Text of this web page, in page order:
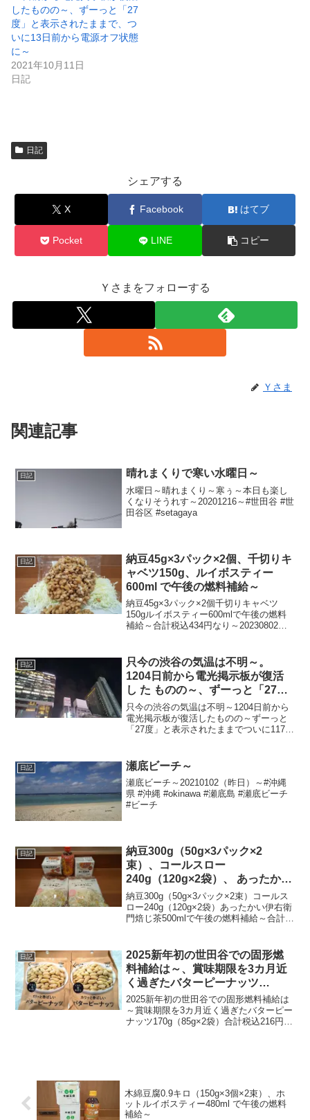
したものの～、ずーっと「27
度」と表示されたままで、つ
いに13日前から電源オフ状態
に～
2021年10月11日
日記
日記
シェアする
X Facebook はてブ
Pocket LINE コピー
Ｙさまをフォローする
Ｙさま
関連記事
日記 晴れまくりで寒い水曜日～
水曜日～晴れまくり～寒ぅ～本日も楽し
くなりそうれす～20201216～#世田谷 #世
田谷区 #setagaya
日記
納豆45g×3パック×2個、千切りキ
ャベツ150g、ルイボスティー
600ml で午後の燃料補給～
納豆45g×3パック×2個千切りキャベツ
150gルイボスティー600mlで午後の燃料
補給～合計税込434円なり～20230802～#
日記
只今の渋谷の気温は不明～。
1204日前から電光掲示板が復活
し た ものの～、ずーっと「27
度」と表示されたままで、ついに
1176日 前か ら電源オフ状態
只今の渋谷の気温は不明～1204日前から
電光掲示板が復活したものの～ずーっと
「27度」と表示されたままでついに1176
気温
日記 瀬底ビーチ～
瀬底ビーチ～20210102（昨日）～#沖縄
県 #沖縄 #okinawa #瀬底島 #瀬底ビーチ
#ビーチ
日記
納豆300g（50g×3パック×2
束）、コールスロー
240g（120g×2袋）、 あったかい
伊右衛門焙じ茶500mlで午後の燃
料補給～
納豆300g（50g×3パック×2束）コールス
ロー240g（120g×2袋）あったかい伊右衛
門焙じ茶500mlで午後の燃料補給～合計税
ジテック #...
日記
2025新年初の世田谷での固形燃
料補給は～、賞味期限を3カ月近
く過ぎたバターピーナッツ
170g（85g×2袋）～
2025新年初の世田谷での固形燃料補給は
～賞味期限を3カ月近く過ぎたバターピー
ナッツ170g（85g×2袋）合計税込216円な
木綿豆腐0.9キロ（150g×3個×2束）、ホ
ットルイボスティー480ml で午後の燃料
補給～